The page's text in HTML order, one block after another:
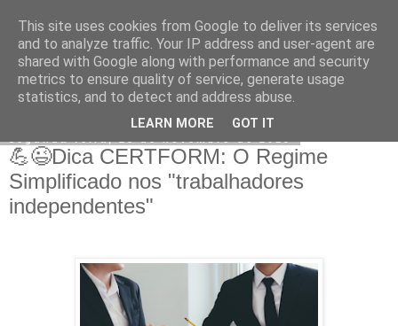
CERTFORM
💪😉Dica CERTFORM: O Regime
Simplificado nos "trabalhadores
independentes"
This site uses cookies from Google to deliver its services
and to analyze traffic. Your IP address and user-agent are
shared with Google along with performance and security
metrics to ensure quality of service, generate usage
statistics, and to detect and address abuse.
LEARN MORE GOT IT